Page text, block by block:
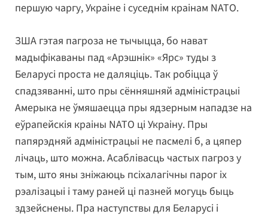
першую чаргу, Украіне і суседнім краінам NATO.
ЗША гэтая пагроза не тычыцца, бо нават
мадыфікаваны пад «Арэшнік» «Ярс» туды з
Беларусі проста не даляціць. Так робіцца ў
спадзяванні, што пры сённяшняй адміністрацыі
Амерыка не ўмяшаецца пры ядзерным нападзе на
еўрапейскія краіны NATO ці Украіну. Пры
папярэдняй адміністрацыі не пасмелі б, а цяпер
лічаць, што можна. Асаблівасць частых пагроз у
тым, што яны зніжаюць псіхалагічны парог іх
рэалізацыі і таму раней ці пазней могуць быць
здзейснены. Пра наступствы для Беларусі і